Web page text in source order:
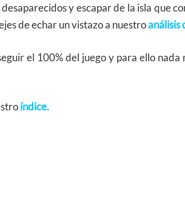
y escapar de la isla que
de echar un vistazo a nuestroanálisis
el 100% del juego y para ello
índice.